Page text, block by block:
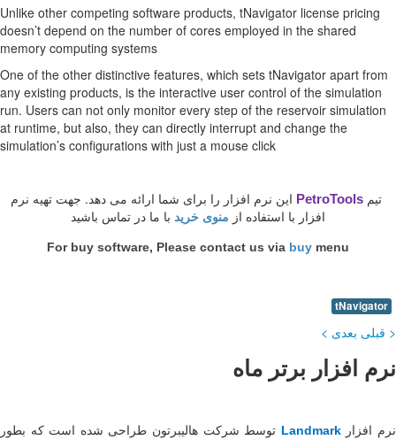
Unlike other competing
doesn’t depend on the
One of the other
any existing products, is
run. Users can not only
at runtime, but also, they
simulation’s configurations
می دهد. جهت تهیه نرم
در تماس باشید
For buy
طراحی شده است که بطور